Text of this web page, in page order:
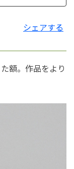
シェアする
額。作品をより